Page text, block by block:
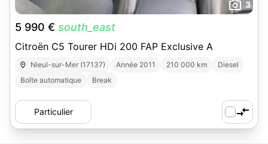
3
5 990 € south_east
Citroën C5 Tourer HDi 200 FAP Exclusive A
Nieul-sur-Mer (17137) Année 2011 210 000 km
Diesel
Boîte automatique
Break
Particulier